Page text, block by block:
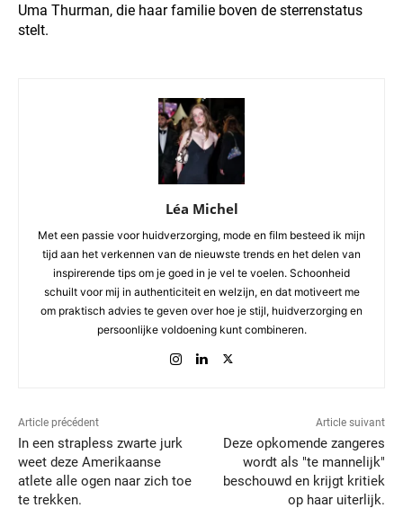
Uma Thurman, die haar familie boven de sterrenstatus
stelt.
Léa Michel
Met een passie voor huidverzorging, mode en film besteed ik mijn
tijd aan het verkennen van de nieuwste trends en het delen van
inspirerende tips om je goed in je vel te voelen. Schoonheid
schuilt voor mij in authenticiteit en welzijn, en dat motiveert me
om praktisch advies te geven over hoe je stijl, huidverzorging en
persoonlijke voldoening kunt combineren.
Article précédent
In een strapless zwarte jurk
weet deze Amerikaanse
atlete alle ogen naar zich toe
te trekken.
Article suivant
Deze opkomende zangeres
wordt als "te mannelijk"
beschouwd en krijgt kritiek
op haar uiterlijk.